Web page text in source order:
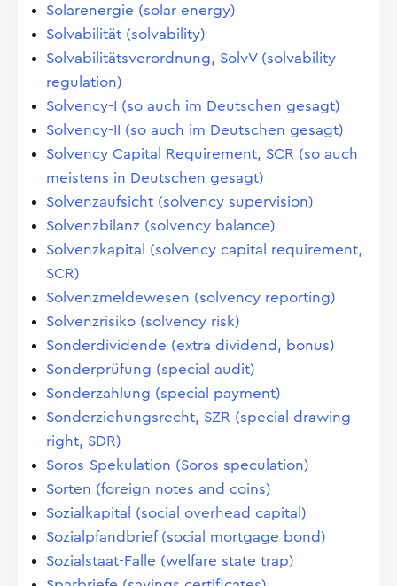
Solarenergie (solar energy)
Solvabilität (solvability)
Solvabilitätsverordnung, SolvV (solvability
regulation)
Solvency-I (so auch im Deutschen gesagt)
Solvency-II (so auch im Deutschen gesagt)
Solvency Capital Requirement, SCR (so auch
meistens in Deutschen gesagt)
Solvenzaufsicht (solvency supervision)
Solvenzbilanz (solvency balance)
Solvenzkapital (solvency capital requirement,
SCR)
Solvenzmeldewesen (solvency reporting)
Solvenzrisiko (solvency risk)
Sonderdividende (extra dividend, bonus)
Sonderprüfung (special audit)
Sonderzahlung (special payment)
Sonderziehungsrecht, SZR (special drawing
right, SDR)
Soros-Spekulation (Soros speculation)
Sorten (foreign notes and coins)
Sozialkapital (social overhead capital)
Sozialpfandbrief (social mortgage bond)
Sozialstaat-Falle (welfare state trap)